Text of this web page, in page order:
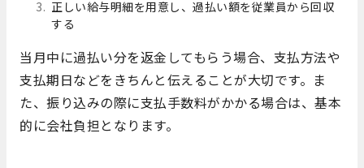
正しい給与明細を用意し、過払い額を従業員から回収
する
当月中に過払い分を返金してもらう場合、支払方法や
支払期日などをきちんと伝えることが大切です。ま
た、振り込みの際に支払手数料がかかる場合は、基本
的に会社負担となります。